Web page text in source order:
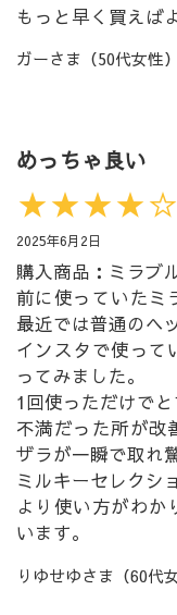
もっと早く買えば
ガーさま（50代女性）
めっちゃ良い
★★★★☆
2025年6月2日
購入商品：ミラブ
前に使っていたミ
最近では普通のヘ
インスタで使って
ってみました。
1回使っただけでと
不満だった所が改
ザラが一瞬で取れ
ミルキーセレクシ
より使い方がわか
います。
りゆせゆさま（60代